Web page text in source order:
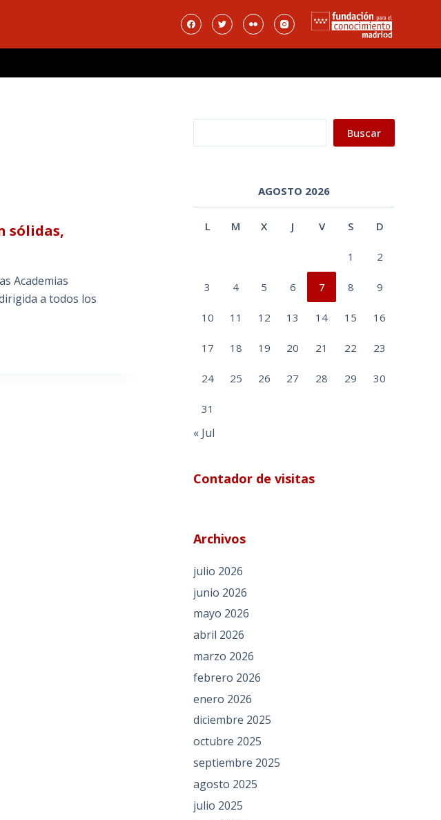
sólidas,
Academias
a todos los
Buscar
AGOSTO 2026
L M X J V S D
1 2
3 4 5 6 7 8 9
10 11 12 13 14 15 16
17 18 19 20 21 22 23
24 25 26 27 28 29 30
31
« Jul
Contador de visitas
Archivos
julio 2026
junio 2026
mayo 2026
abril 2026
marzo 2026
febrero 2026
enero 2026
diciembre 2025
octubre 2025
septiembre 2025
agosto 2025
julio 2025